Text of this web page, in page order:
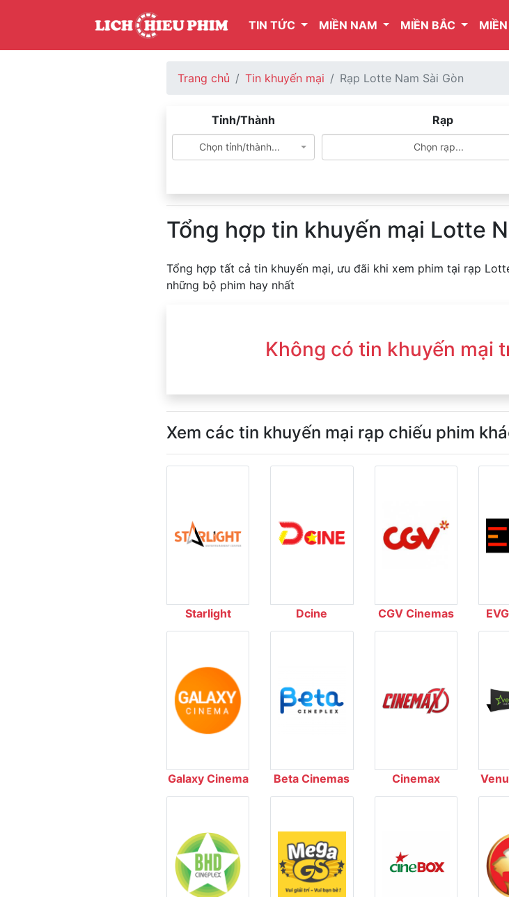
TIN TỨC MIỀN NAM MIỀN BẮC
Trang chủ Tin khuyến mại Rạp Lotte Nam Sài Gòn
Tỉnh/Thành
Chọn tỉnh/thành...
Rạp
Chọn rạp...
Tổng hợp tin khuyến mại Lotte
Tổng hợp tất cả tin khuyến mại, ưu đãi khi xem phim tại rạp
những bộ phim hay nhất
Không có tin khuyến mại
Xem các tin khuyến mại rạp chiếu phim
Starlight Dcine CGV Cinemas
Galaxy Cinema Beta Cinemas Cinemax